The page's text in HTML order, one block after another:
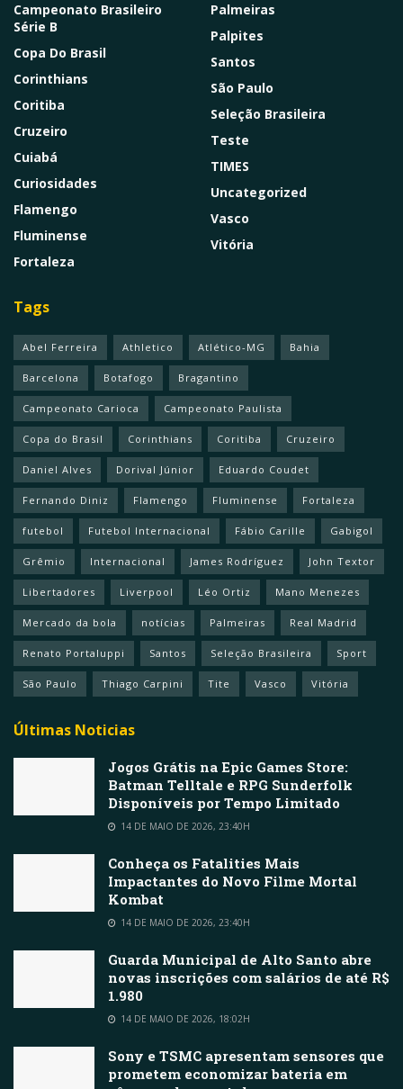
Campeonato Brasileiro
Série B
Copa Do Brasil
Corinthians
Coritiba
Cruzeiro
Cuiabá
Curiosidades
Flamengo
Fluminense
Fortaleza
Palmeiras
Palpites
Santos
São Paulo
Seleção Brasileira
Teste
TIMES
Uncategorized
Vasco
Vitória
Tags
Abel Ferreira Athletico Atlético-MG Bahia
Barcelona Botafogo Bragantino
Campeonato Carioca Campeonato Paulista
Copa do Brasil Corinthians Coritiba Cruzeiro
Daniel Alves Dorival Júnior Eduardo Coudet
Fernando Diniz Flamengo Fluminense Fortaleza
futebol Futebol Internacional Fábio Carille Gabigol
Grêmio Internacional James Rodríguez John Textor
Libertadores Liverpool Léo Ortiz Mano Menezes
Mercado da bola notícias Palmeiras Real Madrid
Renato Portaluppi Santos Seleção Brasileira Sport
São Paulo Thiago Carpini Tite Vasco Vitória
Últimas Noticias
Jogos Grátis na Epic Games Store:
Batman Telltale e RPG Sunderfolk
Disponíveis por Tempo Limitado
14 DE MAIO DE 2026, 23:40H
Conheça os Fatalities Mais
Impactantes do Novo Filme Mortal
Kombat
14 DE MAIO DE 2026, 23:40H
Guarda Municipal de Alto Santo abre
novas inscrições com salários de até R$
1.980
14 DE MAIO DE 2026, 18:02H
Sony e TSMC apresentam sensores que
prometem economizar bateria em